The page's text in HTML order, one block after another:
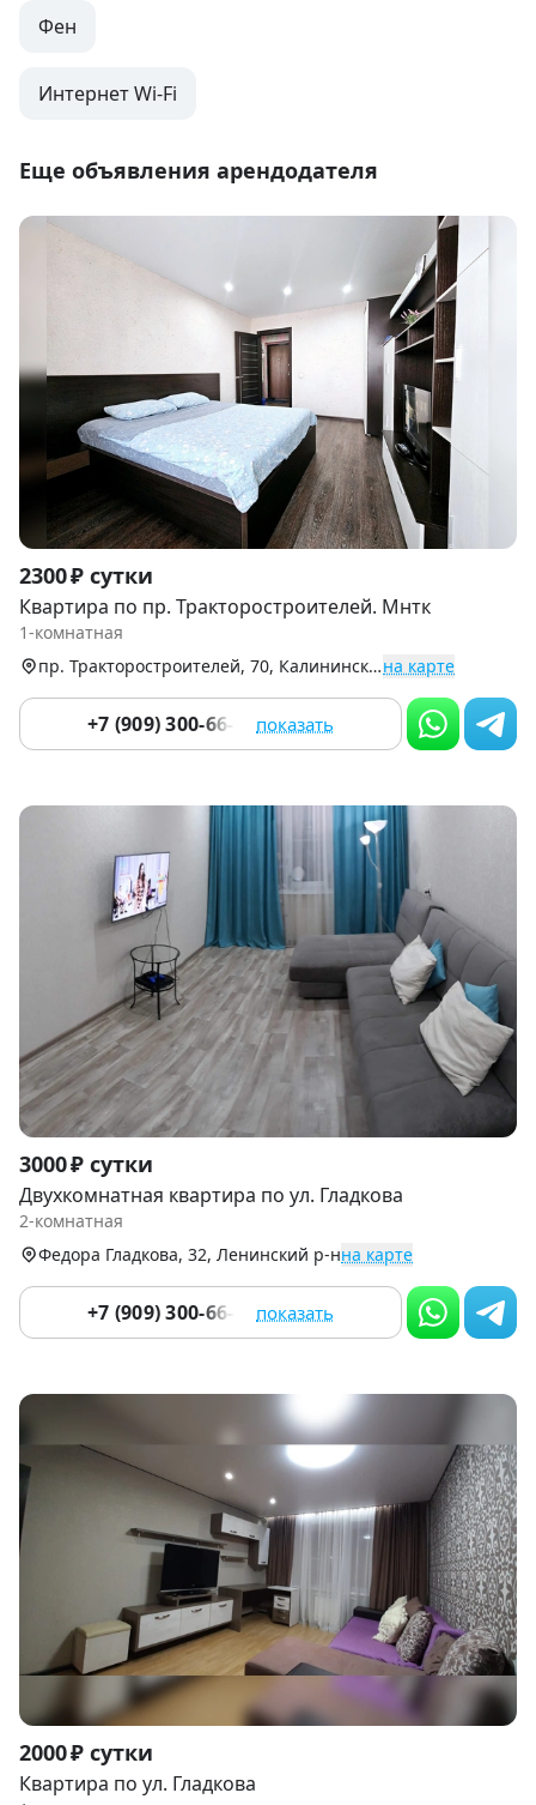
Фен
Интернет Wi-Fi
Еще объявления арендодателя
Item
1
of
9
2300 ₽ сутки
Квартира по пр. Тракторостроителей. Мнтк
1-комнатная
пр. Тракторостроителей, 70, Калининский р-нна карте
+7 (909) 300-66-90 показать
Item
1
of
3000 ₽ сутки
Двухкомнатная квартира по ул. Гладкова
2-комнатная
Федора Гладкова, 32, Ленинский р-нна карте
+7 (909) 300-66-90 показать
Item
1
of
2000 ₽ сутки
Квартира по ул. Гладкова